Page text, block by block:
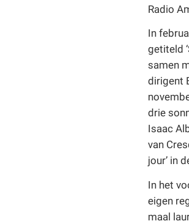
Radio
In
getiteld
samen
dirigent
drie
Isaac
van
jour’ in
In het
eigen
maal